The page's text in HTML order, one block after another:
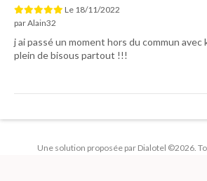
Le 18/11/2022
parAlain32
j ai passé un moment hors du commun avec
plein de bisous partout !!!
Une solution proposée par Dialotel ©2026.